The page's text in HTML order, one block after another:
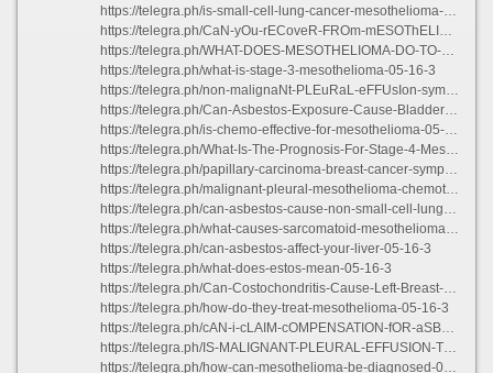
https://telegra.ph/is-small-cell-lung-cancer-mesothelioma-05-17-2
https://telegra.ph/CaN-yOu-rECoveR-FROm-mESOThELIOMa-05-16-3
https://telegra.ph/WHAT-DOES-MESOTHELIOMA-DO-TO-THE-LUNGS-05-17
https://telegra.ph/what-is-stage-3-mesothelioma-05-16-3
https://telegra.ph/non-malignaNt-PLEuRaL-eFFUsIon-sympTOMS-05-16-3
https://telegra.ph/Can-Asbestos-Exposure-Cause-Bladder-Cancer-05-16
https://telegra.ph/is-chemo-effective-for-mesothelioma-05-16-2
https://telegra.ph/What-Is-The-Prognosis-For-Stage-4-Mesothelioma-05-17
https://telegra.ph/papillary-carcinoma-breast-cancer-symptoms-05-16-3
https://telegra.ph/malignant-pleural-mesothelioma-chemotherapy-05-16-3
https://telegra.ph/can-asbestos-cause-non-small-cell-lung-cancer-05-17
https://telegra.ph/what-causes-sarcomatoid-mesothelioma-05-16
https://telegra.ph/can-asbestos-affect-your-liver-05-16-3
https://telegra.ph/what-does-estos-mean-05-16-3
https://telegra.ph/Can-Costochondritis-Cause-Left-Breast-Pain-05-16-2
https://telegra.ph/how-do-they-treat-mesothelioma-05-16-3
https://telegra.ph/cAN-i-cLAIM-cOMPENSATION-fOR-aSBESTOS-eXPOSURE-05-16-2
https://telegra.ph/IS-MALIGNANT-PLEURAL-EFFUSION-TERMINAL-05-16
https://telegra.ph/how-can-mesothelioma-be-diagnosed-05-16